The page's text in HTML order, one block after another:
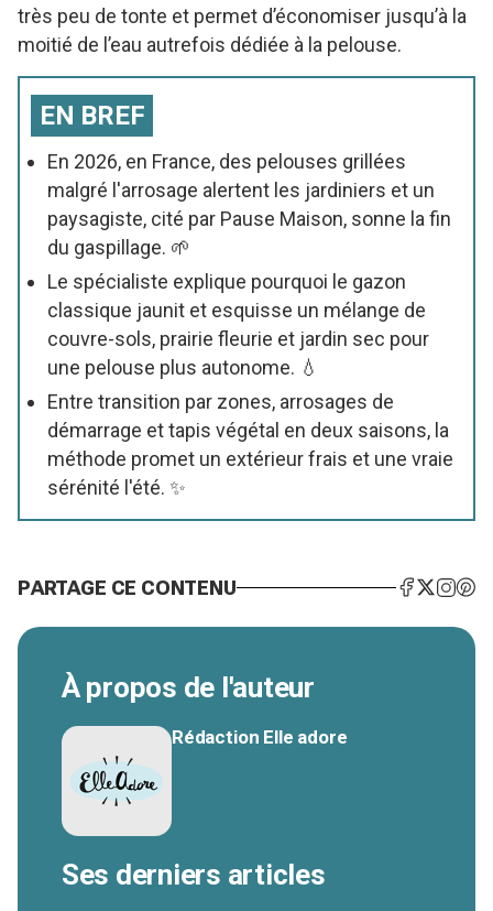
très peu de tonte et permet d’économiser jusqu’à la
moitié de l’eau autrefois dédiée à la pelouse.
EN BREF
En 2026, en France, des pelouses grillées
malgré l'arrosage alertent les jardiniers et un
paysagiste, cité par Pause Maison, sonne la fin
du gaspillage. 🌱
Le spécialiste explique pourquoi le gazon
classique jaunit et esquisse un mélange de
couvre-sols, prairie fleurie et jardin sec pour
une pelouse plus autonome. 💧
Entre transition par zones, arrosages de
démarrage et tapis végétal en deux saisons, la
méthode promet un extérieur frais et une vraie
sérénité l'été. ✨
PARTAGE CE CONTENU
À propos de l'auteur
Rédaction Elle adore
Ses derniers articles